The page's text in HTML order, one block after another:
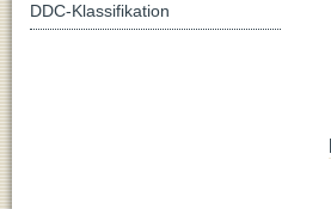
DDC-Klassifikation